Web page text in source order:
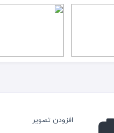
افزودن تصویر